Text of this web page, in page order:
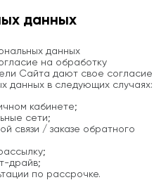
данных
данных
на обработку
Сайта дают свое согласие
данных в следующих случаях:
кабинете;
сети;
связи / заказе обратного
драйв;
по рассрочке.